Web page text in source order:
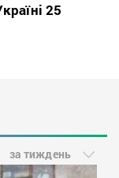
25
за тиждень